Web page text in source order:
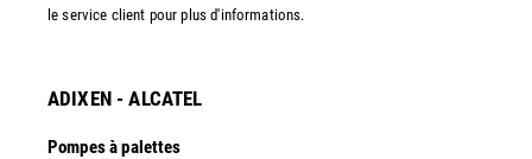
le service client pour plus d'informations.
ADIXEN - ALCATEL
Pompes à palettes